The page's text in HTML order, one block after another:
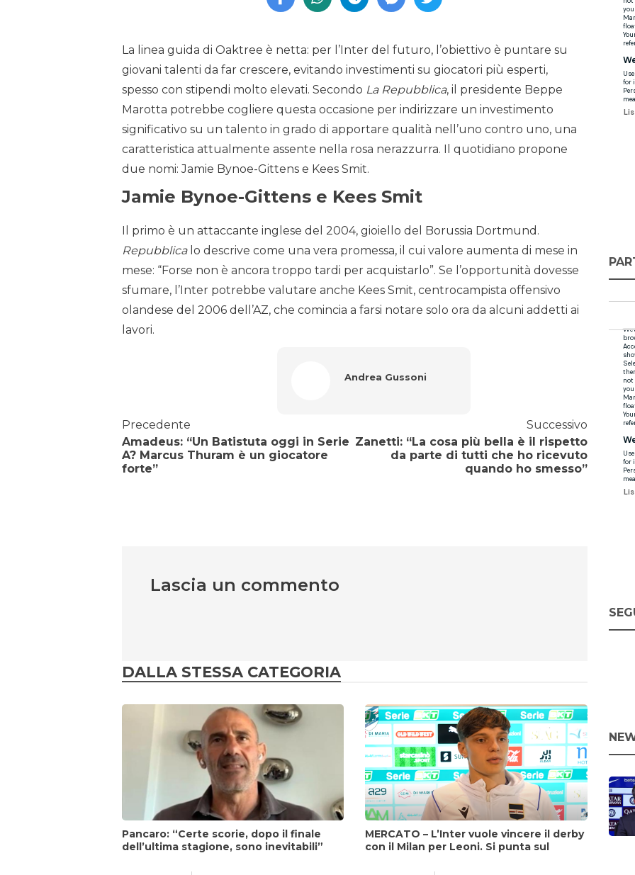
La linea guida di Oaktree è netta: per l’Inter del futuro, l’obiettivo è puntare su
giovani talenti da far crescere, evitando investimenti su giocatori più esperti,
spesso con stipendi molto elevati. Secondo La Repubblica, il presidente Beppe
Marotta potrebbe cogliere questa occasione per indirizzare un investimento
significativo su un talento in grado di apportare qualità nell’uno contro uno, una
caratteristica attualmente assente nella rosa nerazzurra. Il quotidiano propone
due nomi: Jamie Bynoe-Gittens e Kees Smit.
Jamie Bynoe-Gittens e Kees Smit
Il primo è un attaccante inglese del 2004, gioiello del Borussia Dortmund.
Repubblicalo descrive come una vera promessa, il cui valore aumenta di mese in
mese: “Forse non è ancora troppo tardi per acquistarlo”. Se l’opportunità dovesse
sfumare, l’Inter potrebbe valutare anche Kees Smit, centrocampista offensivo
olandese del 2006 dell’AZ, che comincia a farsi notare solo ora da alcuni addetti ai
lavori.
Andrea Gussoni
Precedente
Amadeus: “Un Batistuta oggi in Serie
A? Marcus Thuram è un giocatore
forte”
Successivo
Zanetti: “La cosa più bella è il rispetto
da parte di tutti che ho ricevuto
quando ho smesso”
Lascia un commento
DALLA STESSA CATEGORIA
Pancaro: “Certe scorie, dopo il finale
dell’ultima stagione, sono inevitabili”
MERCATO – L’Inter vuole vincere il derby
con il Milan per Leoni. Si punta sul